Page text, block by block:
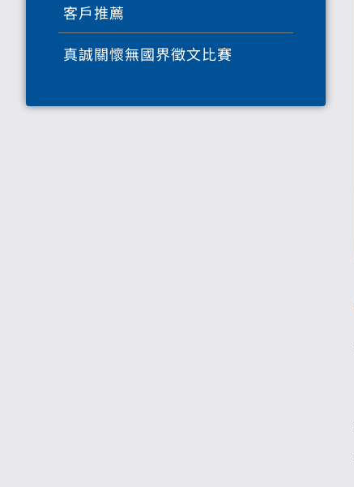
客戶推薦
真誠關懷無國界徵文比賽